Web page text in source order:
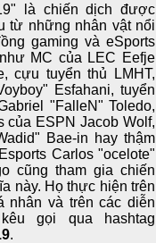
là chiến dịch được
từ những nhân vật nổi
gaming và eSports
MC của LEC Eefje
cựu tuyển thủ LMHT,
Esfahani, tuyển
"FalleN" Toledo,
của ESPN Jacob Wolf,
Bae-in hay thậm
Carlos "ocelote"
cũng tham gia chiến
này. Họ thực hiện trên
nhân và trên các diễn
gọi qua hashtag
.